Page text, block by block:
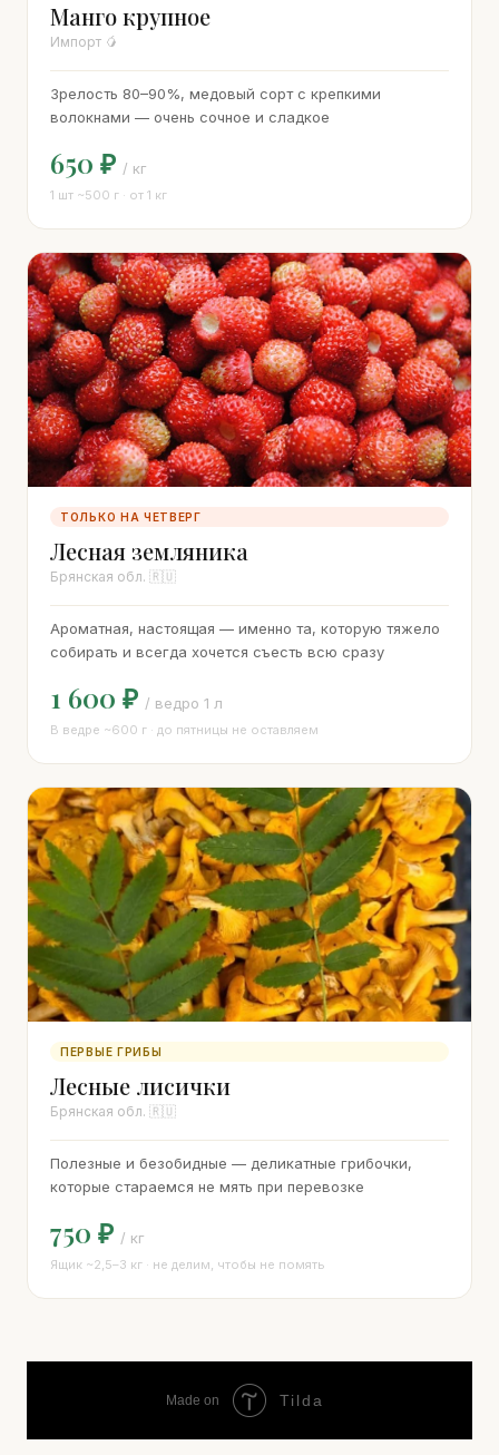
Манго крупное
Импорт 🥭
Зрелость 80–90%, медовый сорт с крепкими
волокнами — очень сочное и сладкое
650 ₽ / кг
1 шт ~500 г · от 1 кг
ТОЛЬКО НА ЧЕТВЕРГ
Лесная земляника
Брянская обл. 🇷🇺
Ароматная, настоящая — именно та, которую тяжело
собирать и всегда хочется съесть всю сразу
1 600 ₽ / ведро 1 л
В ведре ~600 г · до пятницы не оставляем
ПЕРВЫЕ ГРИБЫ
Лесные лисички
Брянская обл. 🇷🇺
Полезные и безобидные — деликатные грибочки,
которые стараемся не мять при перевозке
750 ₽ / кг
Ящик ~2,5–3 кг · не делим, чтобы не помять
Made on Tilda